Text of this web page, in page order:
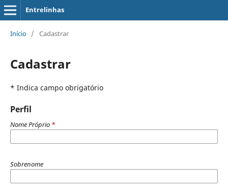
Entrelinhas
Início / Cadastrar
Cadastrar
* Indica campo obrigatório
Perfil
Nome Próprio *
Sobrenome